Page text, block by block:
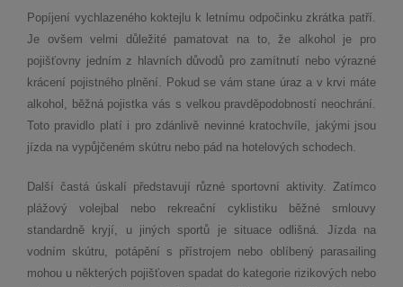
Popíjení vychlazeného koktejlu k letnímu odpočinku zkrátka patří.
Je ovšem velmi důležité pamatovat na to, že alkohol je pro
pojišťovny jedním z hlavních důvodů pro zamítnutí nebo výrazné
krácení pojistného plnění. Pokud se vám stane úraz a v krvi máte
alkohol, běžná pojistka vás s velkou pravděpodobností neochrání.
Toto pravidlo platí i pro zdánlivě nevinné kratochvíle, jakými jsou
jízda na vypůjčeném skútru nebo pád na hotelových schodech.
Další častá úskalí představují různé sportovní aktivity. Zatímco
plážový volejbal nebo rekreační cyklistiku běžné smlouvy
standardně kryjí, u jiných sportů je situace odlišná. Jízda na
vodním skútru, potápění s přístrojem nebo oblíbený parasailing
mohou u některých pojišťoven spadat do kategorie rizikových nebo